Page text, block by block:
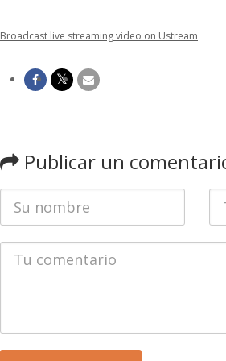
Broadcast live streaming video on Ustream
Publicar un